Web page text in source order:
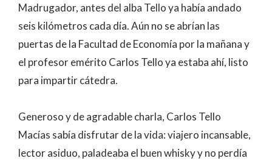
Madrugador, antes del alba Tello ya había andado
seis kilómetros cada día. Aún no se abrían las
puertas de la Facultad de Economía por la mañana y
el profesor emérito Carlos Tello ya estaba ahí, listo
para impartir cátedra.
Generoso y de agradable charla, Carlos Tello
Macías sabía disfrutar de la vida: viajero incansable,
lector asiduo, paladeaba el buen whisky y no perdía